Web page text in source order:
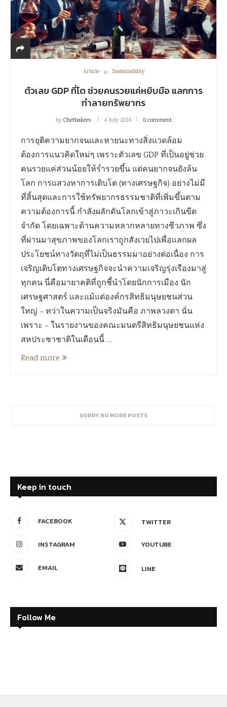
Article Sustainability
ตัวเลข GDP ที่โต ช่วยคนรวยแค่หยิบมือ แลกการ
ทำลายทรัพยากร
byChetbakers 4 July 2024 0 comment
การยุติความยากจนและหายนะทางสิ่งแวดล้อม
ต้องการแนวคิดใหม่ๆ เพราะตัวเลข GDP ที่เป็นอยู่ช่วย
คนรวยแค่ส่วนน้อยให้ร่ำรวยขึ้น แต่คนยากจนยังล้น
โลก การแสวงหาการเติบโต (ทางเศรษฐกิจ) อย่างไม่มี
ที่สิ้นสุดและการใช้ทรัพยากรธรรมชาติที่เพิ่มขึ้นตาม
ความต้องการนี้ กำลังผลักดันโลกเข้าสู่ภาวะเกินขีด
จำกัด โดยเฉพาะด้านความหลากหลายทางชีวภาพ ซึ่ง
ที่ผ่านมาสุขภาพของโลกเราถูกสังเวยไปเพื่อแลกผล
ประโยชน์ทางวัตถุที่ไม่เป็นธรรมมาอย่างต่อเนื่อง การ
เจริญเติบโตทางเศรษฐกิจจะนำความเจริญรุ่งเรืองมาสู่
ทุกคน นี่คือมายาคติที่ถูกชี้นำโดยนักการเมือง นัก
เศรษฐศาสตร์ และแม้แต่องค์กรสิทธิมนุษยชนส่วน
ใหญ่ – ทว่าในความเป็นจริงมันคือ ภาพลวงตา นั่น
เพราะ – ในรายงานของคณะมนตรีสิทธิมนุษยชนแห่ง
สหประชาชาติในเดือนนี้ …
Read more
SORRY, NO MORE POSTS
Keep in touch
FACEBOOK TWITTER
INSTAGRAM YOUTUBE
EMAIL LINE
Follow Me